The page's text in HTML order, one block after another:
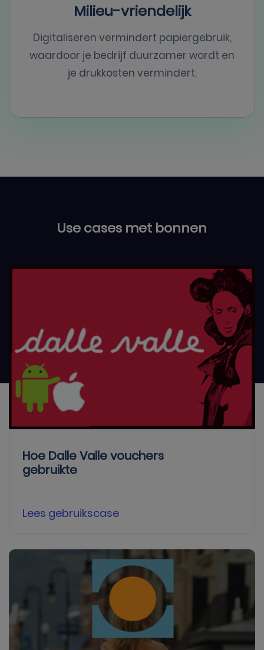
Milieu-vriendelijk
Digitaliseren vermindert papiergebruik,
waardoor je bedrijf duurzamer wordt en
je drukkosten vermindert.
Use cases met bonnen
Hoe Dalle Valle vouchers
gebruikte
Lees gebruikscase